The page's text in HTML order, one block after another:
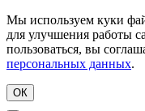
Мы используем куки
для улучшения работы
пользоваться, вы
персональных данных.
ОК